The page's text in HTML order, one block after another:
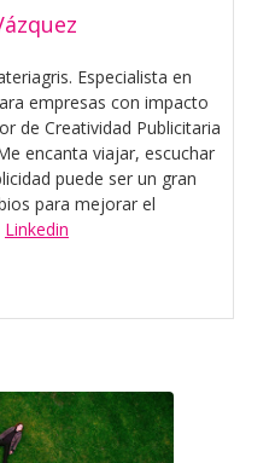
Especialista en
empresas con impacto
de Creatividad Publicitaria
encanta viajar, escuchar
puede ser un gran
para mejorar el
Linkedin